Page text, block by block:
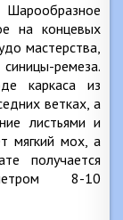
на концевых
мастерства,
ремеза.
каркаса из
ветках, а
листьями и
мягкий мох, а
получается
8-10